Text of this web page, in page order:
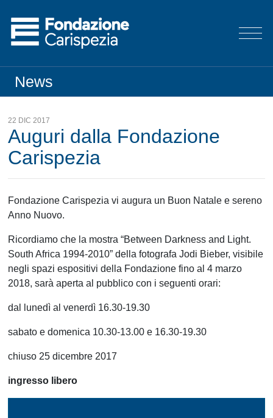
News
22 DIC 2017
Auguri dalla Fondazione
Carispezia
Fondazione Carispezia vi augura un Buon Natale e sereno
Anno Nuovo.
Ricordiamo che la mostra “Between Darkness and Light.
South Africa 1994-2010” della fotografa Jodi Bieber, visibile
negli spazi espositivi della Fondazione fino al 4 marzo
2018, sarà aperta al pubblico con i seguenti orari:
dal lunedì al venerdì 16.30-19.30
sabato e domenica 10.30-13.00 e 16.30-19.30
chiuso 25 dicembre 2017
ingresso libero